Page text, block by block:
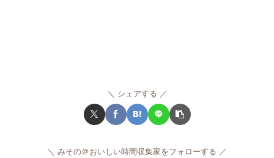
シェアする
みその＠おいしい時間収集家をフォローする